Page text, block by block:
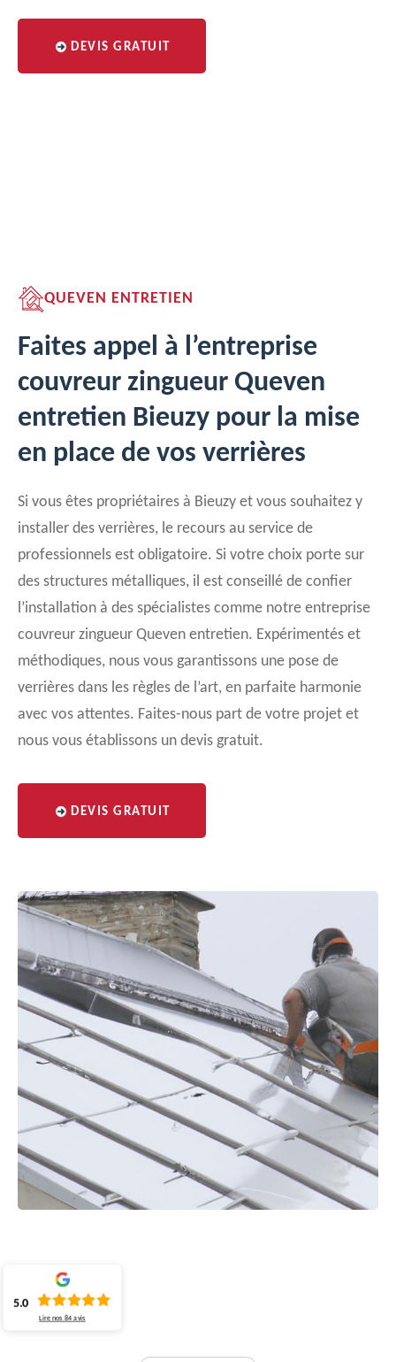
DEVIS GRATUIT
QUEVEN ENTRETIEN
Faites appel à l’entreprise
couvreur zingueur Queven
entretien Bieuzy pour la mise
en place de vos verrières
Si vous êtes propriétaires à Bieuzy et vous souhaitez y
installer des verrières, le recours au service de
professionnels est obligatoire. Si votre choix porte sur
des structures métalliques, il est conseillé de confier
l’installation à des spécialistes comme notre entreprise
couvreur zingueur Queven entretien. Expérimentés et
méthodiques, nous vous garantissons une pose de
verrières dans les règles de l’art, en parfaite harmonie
avec vos attentes. Faites-nous part de votre projet et
nous vous établissons un devis gratuit.
DEVIS GRATUIT
5.0
Lire nos84 avis